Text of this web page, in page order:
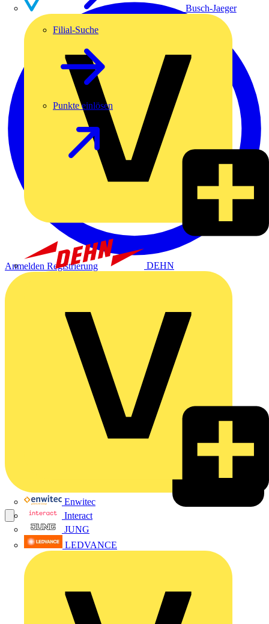
Busch-Jaeger
DEHN
Enwitec
Interact
JUNG
LEDVANCE
Filial-Suche
Punkte einlösen
Anmelden Registrierung